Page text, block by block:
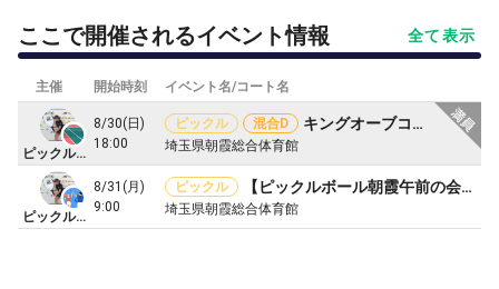
ここで開催されるイベント情報 全て表示
主催 開始時刻 イベント名/コート名
ピックルボール朝霞
8/30(日)
18:00
ピックル 混合D キングオーブコート（勝つか負けるか下克上ミックスダブルス大会）
埼玉県朝霞総合体育館
ピックルボール朝霞（平日午前部）
8/31(月)
9:00
ピックル 【ピックルボール朝霞午前の会】4面3時間
埼玉県朝霞総合体育館